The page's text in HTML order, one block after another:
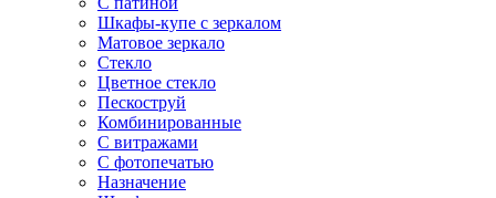
Шкафы-купе с зеркалом
Матовое зеркало
Стекло
Цветное стекло
Пескоструй
Комбинированные
С витражами
С фотопечатью
Назначение